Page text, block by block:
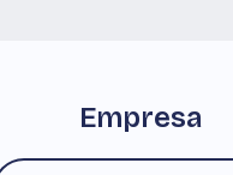
Empresa